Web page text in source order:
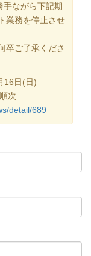
手ながら下記期
業務を停止させ
卒ご了承くださ
16日(日)
次
detail/689